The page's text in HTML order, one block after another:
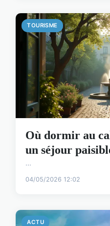
TOURISME
Où dormir au
un séjour
...
04/05/2026 12:02
ACTU